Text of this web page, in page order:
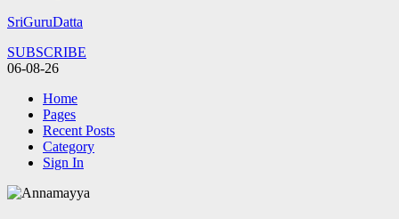
Skip
content
(Press
SriGuruDatta
SUBSCRIBE
06-08-26
Home
Pages
Recent Posts
Category
Sign In